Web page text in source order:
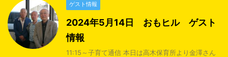
ゲスト情報
2024年5月14日 おもヒル ゲスト
情報
11:15～子育て通信 本日は高木保育所より金澤さん